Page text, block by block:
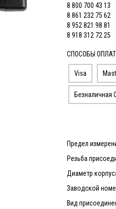
8 800 700 43 13
8 861 232 75 62
8 952 821 98 81
8 918 312 72 25
СПОСОБЫ
Visa
Безналичная
Предел
Резьба
Диаметр
Заводской
Вид